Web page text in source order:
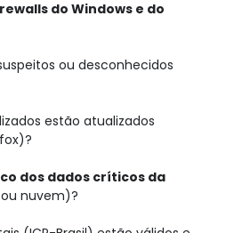
do Windows e do
ou desconhecidos
estão atualizados
dos dados críticos da
nuvem)?